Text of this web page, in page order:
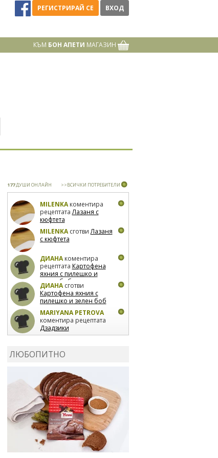
РЕГИСТРИРАЙ СЕ ВХОД
КЪМ БОН АПЕТИ МАГАЗИН
177ДУШИ ОНЛАЙН >>ВСИЧКИ ПОТРЕБИТЕЛИ
MILENKAкоментира
рецептатаЛазаня с
кюфтета
MILENKAсготвиЛазаня
с кюфтета
ДИАНАкоментира
рецептата Картофена
яхния с пилешко и
зелен боб
ДИАНАсготви
Картофена яхния с
пилешко и зелен боб
MARIYANA PETROVA
коментира рецептата
Дзадзики
сготвиДзадзики
ЛЮБОПИТНО